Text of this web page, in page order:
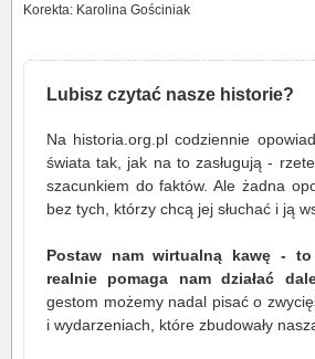
Korekta: Karolina Gościniak
Lubisz czytać nasze historie?
Na historia.org.pl codziennie
świata tak, jak na to zasługują -
szacunkiem do faktów. Ale żadna
bez tych, którzy chcą jej słuchać i ją
Postaw nam wirtualną kawę -
realnie pomaga nam działać
gestom możemy nadal pisać o
i wydarzeniach, które zbudowały